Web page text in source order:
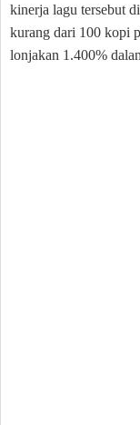
kinerja lagu tersebut
kurang dari 100 kopi
lonjakan 1.400%